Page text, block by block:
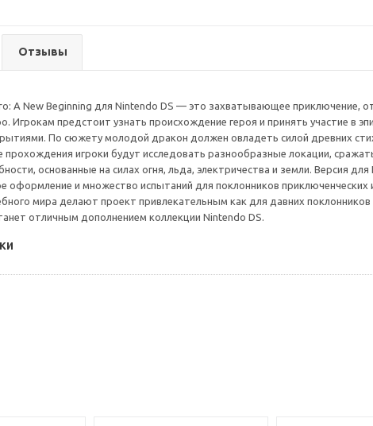
Отзывы
A New Beginning для Nintendo DS — это захватывающее приключение,
Игрокам предстоит узнать происхождение героя и принять участие в
По сюжету молодой дракон должен овладеть силой древних
прохождения игроки будут исследовать разнообразные локации,
основанные на силах огня, льда, электричества и земли. Версия
оформление и множество испытаний для поклонников
мира делают проект привлекательным как для давних
отличным дополнением коллекции Nintendo DS.